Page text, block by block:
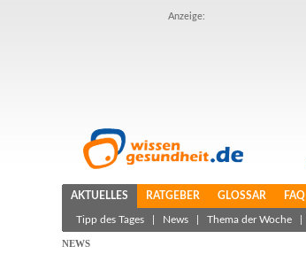
Anzeige:
AKTUELLES RATGEBER GLOSSAR FAQ
Tipp des Tages News Thema der Woche
NEWS